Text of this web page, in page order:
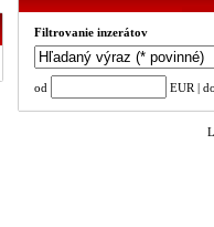
Filtrovanie inzerátov
od EUR | do